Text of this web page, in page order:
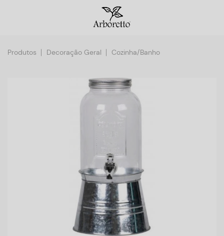
Produtos Decoração Geral Cozinha/Banho